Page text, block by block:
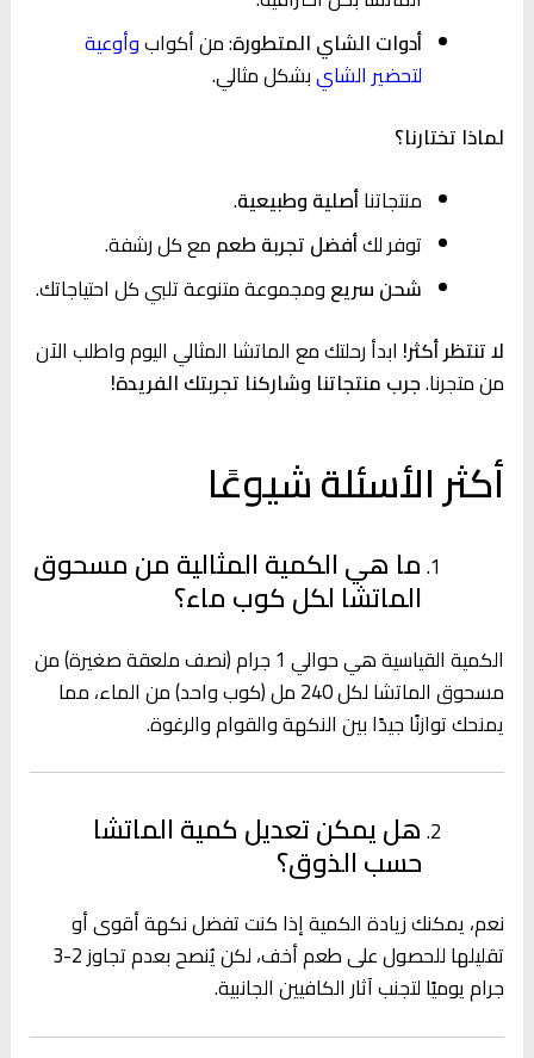
أدوات الشاي المتطورة: من أكوابوأوعية
لتحضير الشايبشكل مثالي.
لماذا تختارنا؟
منتجاتناأصلية وطبيعية.
توفر لكأفضل تجربة طعم مع كل رشفة.
شحن سريع ومجموعة متنوعة تلبي كل احتياجاتك.
لا تنتظر أكثر! ابدأ رحلتك مع الماتشا المثالي اليوم واطلب الآن
من متجرنا.جرب منتجاتنا وشاركنا تجربتك الفريدة!
أكثر الأسئلة شيوعًا
ما هي الكمية المثالية من مسحوق
الماتشا لكل كوب ماء؟
الكمية القياسية هي حوالي 1 جرام (نصف ملعقة صغيرة) من
مسحوق الماتشا لكل 240 مل (كوب واحد) من الماء، مما
يمنحك توازنًا جيدًا بين النكهة والقوام والرغوة.
هل يمكن تعديل كمية الماتشا
حسب الذوق؟
نعم، يمكنك زيادة الكمية إذا كنت تفضل نكهة أقوى أو
تقليلها للحصول على طعم أخف، لكن يُنصح بعدم تجاوز 2-3
جرام يوميًا لتجنب آثار الكافيين الجانبية.